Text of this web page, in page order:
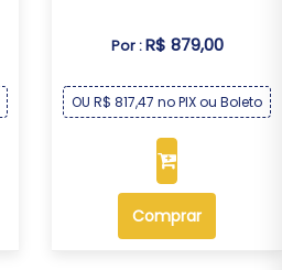
Por :R$ 879,00
OU R$ 817,47 no PIX ou Boleto
Comprar